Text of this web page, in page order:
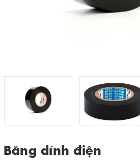
Băng dính điện